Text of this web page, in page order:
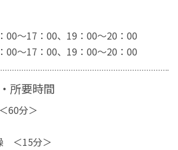
～17：00、19：00～20：00
～17：00、19：00～20：00
所要時間
60分＞
＜15分＞